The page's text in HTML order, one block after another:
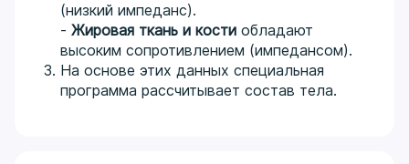
(низкий импеданс).
- Жировая ткань и кости обладают
высоким сопротивлением (импедансом).
На основе этих данных специальная
программа рассчитывает состав тела.